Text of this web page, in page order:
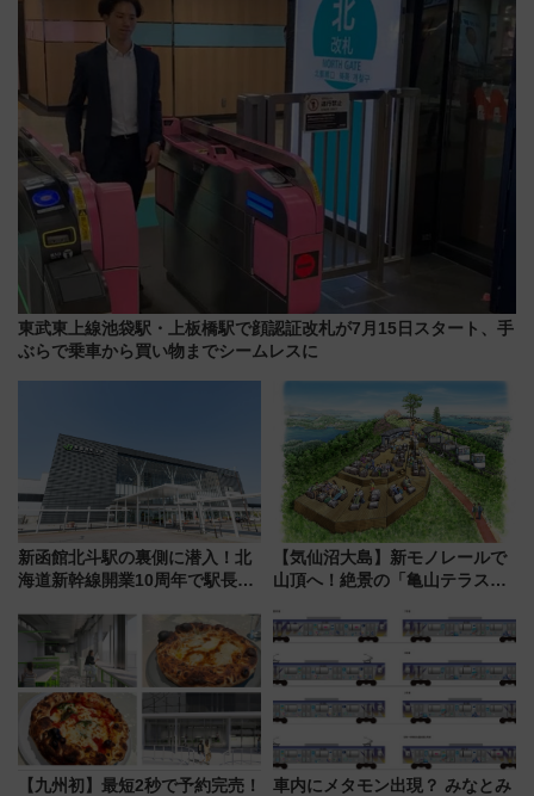
はどう変わる？
マンが登場
東武東上線池袋駅・上板橋駅で顔認証改札が7月15日スタート、手
ぶらで乗車から買い物までシームレスに
新函館北斗駅の裏側に潜入！北
海道新幹線開業10周年で駅長
ト 参加方法や体験内容を紹介
【気仙沼大島】新モノレールで
山頂へ！絶景の「亀山テラス
暇村のお得な日帰りプランも登
場
【九州初】最短2秒で予約完売！
車内にメタモン出現？ みなとみ